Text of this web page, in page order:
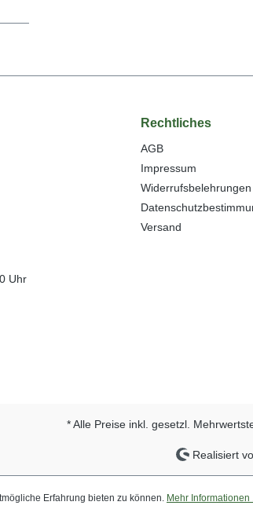
Uhr
Rechtliches
AGB
Impressum
Widerrufsbelehrungen
Versand
* Alle Preise inkl. gesetzl.
Realisiert
Erfahrung bieten zu können. Mehr Informationen